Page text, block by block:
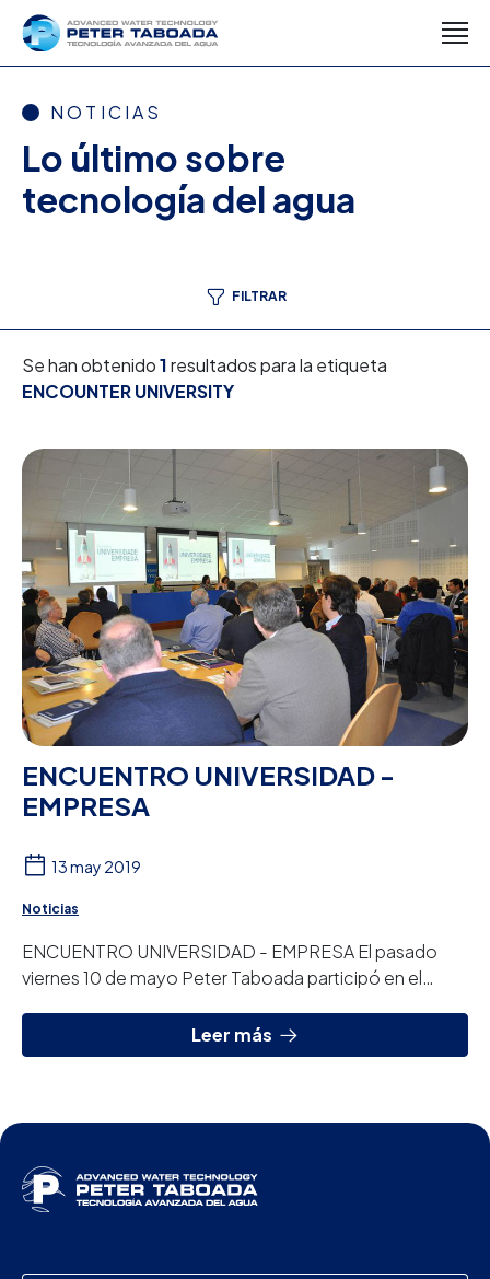
NOTICIAS
Lo último sobre
tecnología del agua
FILTRAR
Se han obtenido1resultados para la etiqueta
ENCOUNTER UNIVERSITY
ENCUENTRO UNIVERSIDAD -
EMPRESA
13 may 2019
Noticias
ENCUENTRO UNIVERSIDAD - EMPRESA El pasado
viernes 10 de mayo Peter Taboada participó en el
Leer más